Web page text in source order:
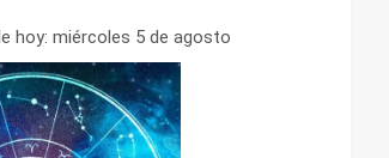
hoy: miércoles 5 de agosto